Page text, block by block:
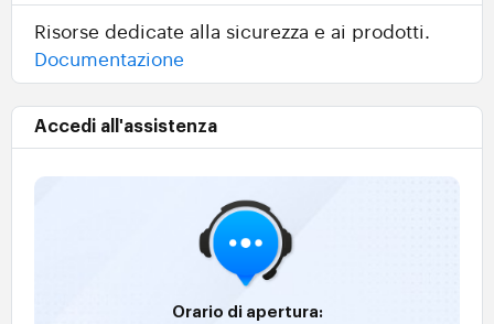
Risorse dedicate alla sicurezza e ai prodotti.
Documentazione
Accedi all'assistenza
Orario di apertura: